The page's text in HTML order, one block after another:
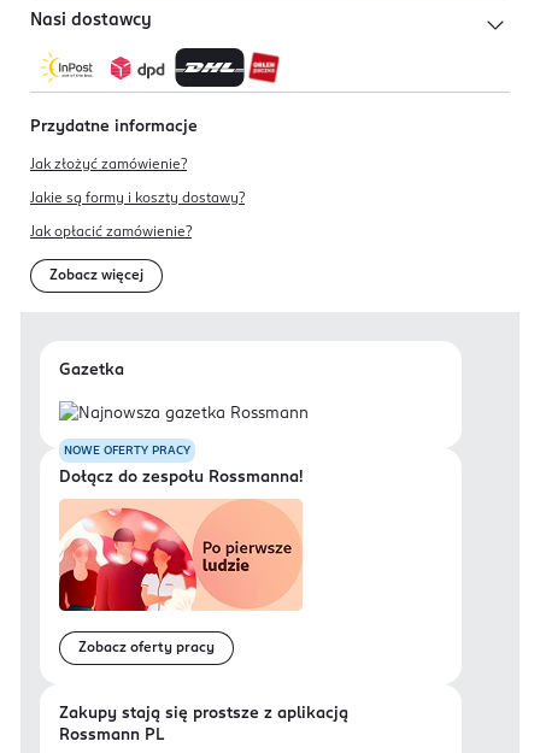
Nasi dostawcy
Przydatne informacje
Jak złożyć zamówienie?
Jakie są formy i koszty dostawy?
Jak opłacić zamówienie?
Zobacz więcej
Gazetka
NOWE OFERTY PRACY
Dołącz do zespołu Rossmanna!
Zobacz oferty pracy
Zakupy stają się prostsze z aplikacją
Rossmann PL